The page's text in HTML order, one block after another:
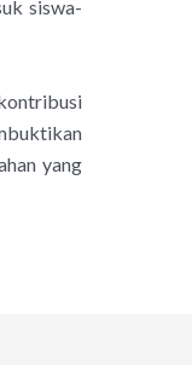
siswa-
yang